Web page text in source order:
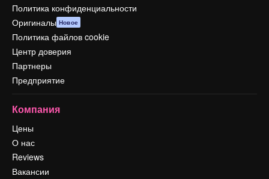
Политика конфиденциальности
Оригиналы Новое
Политика файлов cookie
Центр доверия
Партнеры
Предприятие
Компания
Цены
О нас
Reviews
Вакансии